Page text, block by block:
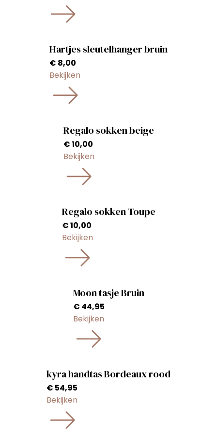
Hartjes sleutelhanger bruin
€ 8,00
Bekijken
Regalo sokken beige
€10,00
Bekijken
Regalo sokken Toupe
€10,00
Bekijken
Moon tasje Bruin
€ 44,95
Bekijken
kyra handtas Bordeaux rood
€ 54,95
Bekijken